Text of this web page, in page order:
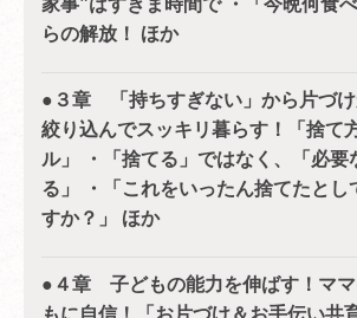
らの解放！ ほか
●３章 「持ちすぎない」から片づ
絞り込んでスッキリ暮らす！「捨て
ル」 ・「捨てる」ではなく、「必要
る」 ・「これをいったん捨てたとし
すか？」 ほか
●４章 子どもの能力を伸ばす！マ
もに自信！「お片づけ＆お手伝い共